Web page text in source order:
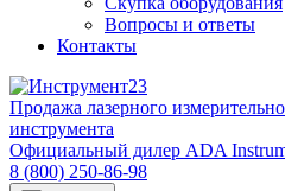
Вопросы и ответы
Контакты
Продажа лазерного
инструмента
Официальный дилер ADA
8 (800) 250-86-98